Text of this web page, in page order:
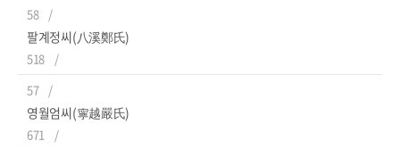
58
팔계정씨(八溪鄭氏)
518
57
영월엄씨(寧越嚴氏)
671